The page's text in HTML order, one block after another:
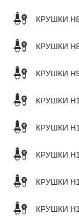
КРУШКИ
КРУШКИ
КРУШКИ
КРУШКИ
КРУШКИ
КРУШКИ
КРУШКИ
КРУШКИ